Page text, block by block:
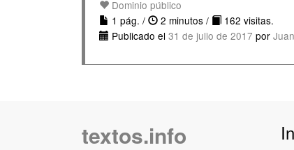
Dominio público
1 pág. /
2 minutos /
162 visitas.
Publicado el 31 de julio de 2017 por
textos.info